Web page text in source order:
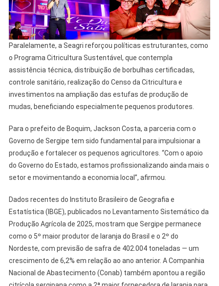
Paralelamente, a Seagri reforçou políticas estruturantes, como
o Programa Citricultura Sustentável, que contempla
assistência técnica, distribuição de borbulhas certificadas,
controle sanitário, realização do Censo da Citricultura e
investimentos na ampliação das estufas de produção de
mudas, beneficiando especialmente pequenos produtores.
Para o prefeito de Boquim, Jackson Costa, a parceria com o
Governo de Sergipe tem sido fundamental para impulsionar a
produção e fortalecer os pequenos agricultores. “Com o apoio
do Governo do Estado, estamos profissionalizando ainda mais o
setor e movimentando a economia local”, afirmou.
Dados recentes do Instituto Brasileiro de Geografia e
Estatística (IBGE), publicados no Levantamento Sistemático da
Produção Agrícola de 2025, mostram que Sergipe permanece
como o 5º maior produtor de laranja do Brasil e o 2º do
Nordeste, com previsão de safra de 402.004 toneladas — um
crescimento de 6,2% em relação ao ano anterior. A Companhia
Nacional de Abastecimento (Conab) também apontou a região